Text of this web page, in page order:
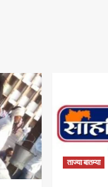
ताज्या बातम्या